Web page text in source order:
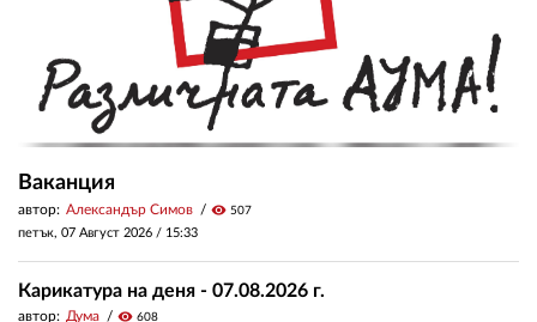
Ваканция
автор: Александър Симов visibility 507
петък, 07 Август 2026 / 15:33
Карикатура на деня - 07.08.2026 г.
автор: Дума visibility 608